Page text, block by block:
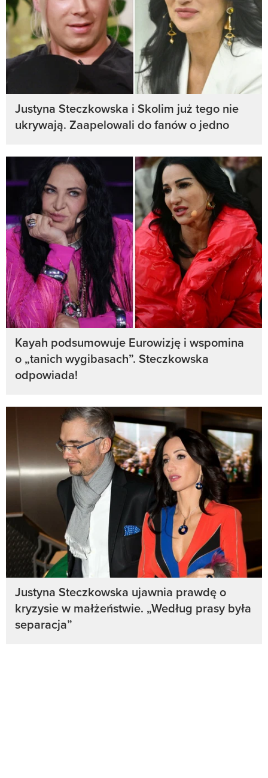
Justyna Steczkowska i Skolim już tego nie
ukrywają. Zaapelowali do fanów o jedno
Kayah podsumowuje Eurowizję i wspomina
o „tanich wygibasach”. Steczkowska
odpowiada!
Justyna Steczkowska ujawnia prawdę o
kryzysie w małżeństwie. „Według prasy była
separacja”